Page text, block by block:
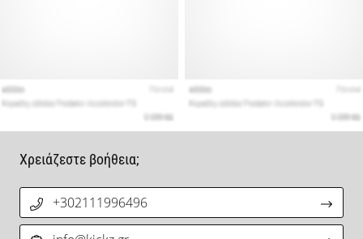
Χρειάζεστε βοήθεια;
+302111996496